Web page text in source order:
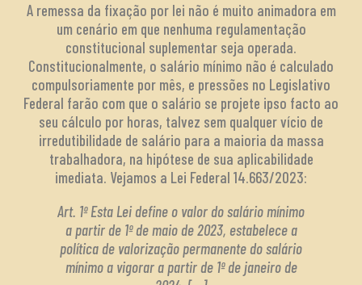
A remessa da fixação por lei não é muito animadora em
um cenário em que nenhuma regulamentação
constitucional suplementar seja operada.
Constitucionalmente, o salário mínimo não é calculado
compulsoriamente por mês, e pressões no Legislativo
Federal farão com que o salário se projete ipso facto ao
seu cálculo por horas, talvez sem qualquer vício de
irredutibilidade de salário para a maioria da massa
trabalhadora, na hipótese de sua aplicabilidade
imediata. Vejamos a Lei Federal 14.663/2023:
Art. 1º Esta Lei define o valor do salário mínimo
a partir de 1º de maio de 2023, estabelece a
política de valorização permanente do salário
mínimo a vigorar a partir de 1º de janeiro de